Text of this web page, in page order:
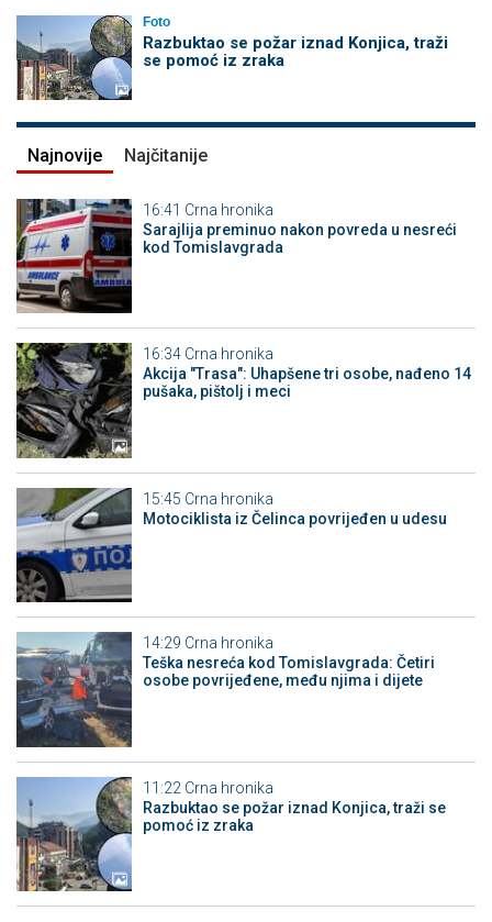
Foto
Razbuktao se požar iznad Konjica, traži
se pomoć iz zraka
Najnovije Najčitanije
16:41 Crna hronika
Sarajlija preminuo nakon povreda u nesreći
kod Tomislavgrada
16:34 Crna hronika
Akcija "Trasa": Uhapšene tri osobe, nađeno 14
pušaka, pištolj i meci
15:45 Crna hronika
Motociklista iz Čelinca povrijeđen u udesu
14:29 Crna hronika
Teška nesreća kod Tomislavgrada: Četiri
osobe povrijeđene, među njima i dijete
11:22 Crna hronika
Razbuktao se požar iznad Konjica, traži se
pomoć iz zraka